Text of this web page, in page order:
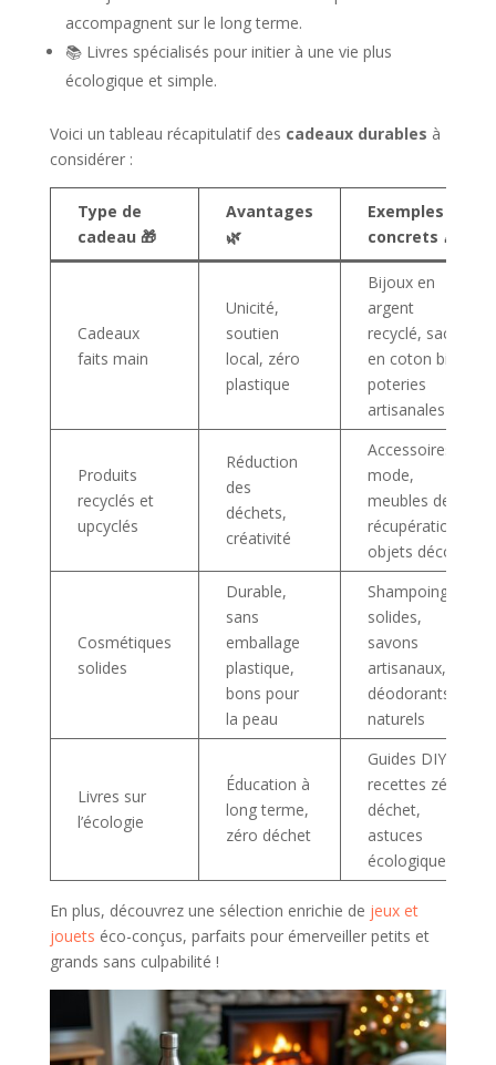
accompagnent sur le long terme.
📚 Livres spécialisés pour initier à une vie plus
écologique et simple.
Voici un tableau récapitulatif des cadeaux durables à
considérer :
Type de
cadeau 🎁
Avantages
🌿
Exemples
concrets 🎉
Cadeaux
faits main
Unicité,
soutien
local, zéro
plastique
Bijoux en
argent
recyclé, sacs
en coton bio,
poteries
artisanales
Produits
recyclés et
upcyclés
Réduction
des
déchets,
créativité
Accessoires
mode,
meubles de
récupération,
objets déco
Cosmétiques
solides
Durable,
sans
emballage
plastique,
bons pour
la peau
Shampoings
solides,
savons
artisanaux,
déodorants
naturels
Livres sur
l’écologie
Éducation à
long terme,
zéro déchet
Guides DIY,
recettes zéro
déchet,
astuces
écologiques
En plus, découvrez une sélection enrichie de jeux et
jouets éco-conçus, parfaits pour émerveiller petits et
grands sans culpabilité !